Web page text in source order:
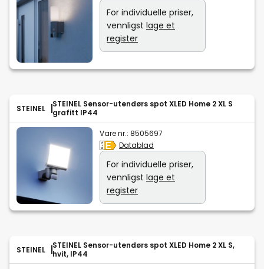
For individuelle priser,
vennligst lage et
register
STEINEL
STEINEL Sensor-utendørs spot XLED Home 2 XL S
grafitt IP44
Vare nr.: 8505697
Datablad
For individuelle priser,
vennligst lage et
register
STEINEL
STEINEL Sensor-utendørs spot XLED Home 2 XL S,
hvit, IP44